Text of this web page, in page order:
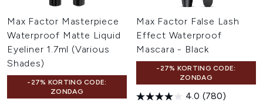
Max Factor Masterpiece
Waterproof Matte Liquid
Eyeliner 1.7ml (Various
Shades)
-27% KORTING CODE:
ZONDAG
Max Factor False Lash
Effect Waterproof
Mascara - Black
-27% KORTING CODE:
ZONDAG
4.0 (780)